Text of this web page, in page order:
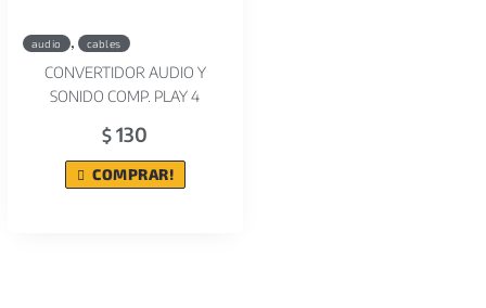
audio , cables
CONVERTIDOR AUDIO Y
SONIDO COMP. PLAY 4
$ 130
COMPRAR!